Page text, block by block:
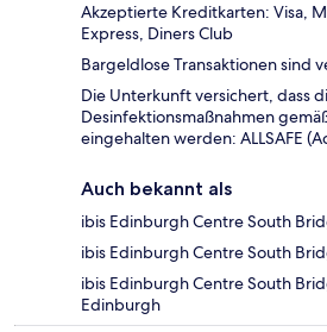
Akzeptierte Kreditkarten: Visa,
Express, Diners Club
Bargeldlose Transaktionen sind
Die Unterkunft versichert, dass
Desinfektionsmaßnahmen
eingehalten werden: ALLSAFE
Auch bekannt als
ibis Edinburgh Centre South
ibis Edinburgh Centre South
ibis Edinburgh Centre South
Edinburgh